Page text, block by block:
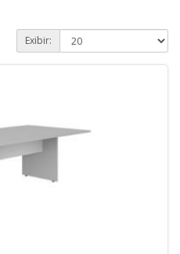
Exibir: